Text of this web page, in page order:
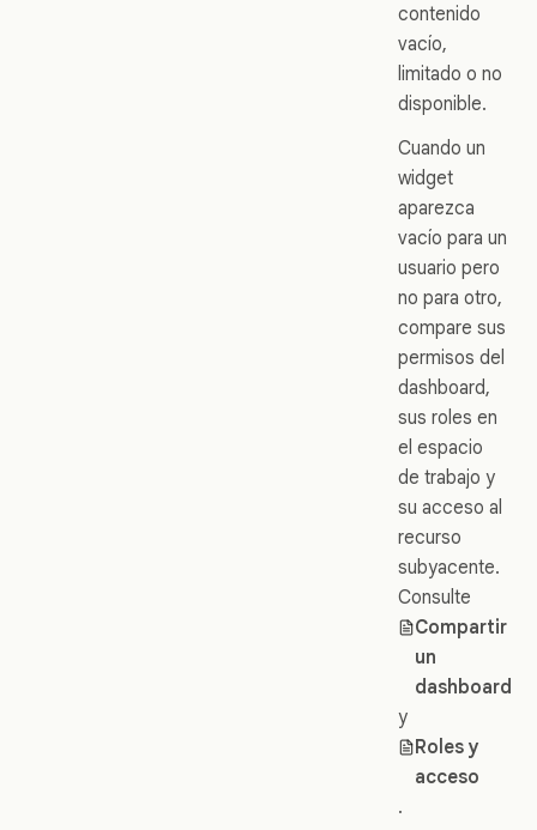
contenido
vacío,
limitado o no
disponible.
Cuando un
widget
aparezca
vacío para un
usuario pero
no para otro,
compare sus
permisos del
dashboard,
sus roles en
el espacio
de trabajo y
su acceso al
recurso
subyacente.
Consulte
Compartir
un
dashboard
y
Roles y
acceso
.